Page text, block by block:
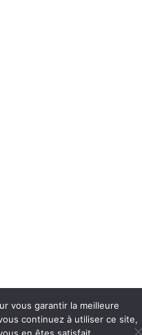
vous garantir la meilleure
continuez à utiliser ce site,